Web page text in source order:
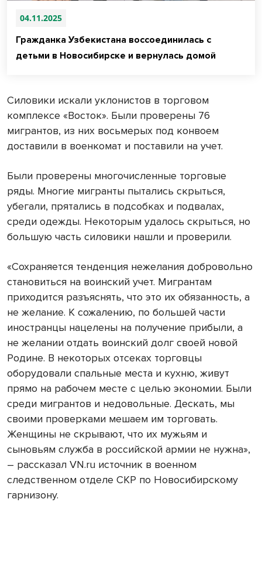
04.11.2025
Гражданка Узбекистана воссоединилась с
детьми в Новосибирске и вернулась домой
Силовики искали уклонистов в торговом
комплексе «Восток». Были проверены 76
мигрантов, из них восьмерых под конвоем
доставили в военкомат и поставили на учет.
Были проверены многочисленные торговые
ряды. Многие мигранты пытались скрыться,
убегали, прятались в подсобках и подвалах,
среди одежды. Некоторым удалось скрыться, но
большую часть силовики нашли и проверили.
«Сохраняется тенденция нежелания добровольно
становиться на воинский учет. Мигрантам
приходится разъяснять, что это их обязанность, а
не желание. К сожалению, по большей части
иностранцы нацелены на получение прибыли, а
не желании отдать воинский долг своей новой
Родине. В некоторых отсеках торговцы
оборудовали спальные места и кухню, живут
прямо на рабочем месте с целью экономии. Были
среди мигрантов и недовольные. Дескать, мы
своими проверками мешаем им торговать.
Женщины не скрывают, что их мужьям и
сыновьям служба в российской армии не нужна»,
– рассказал VN.ru источник в военном
следственном отделе СКР по Новосибирскому
гарнизону.